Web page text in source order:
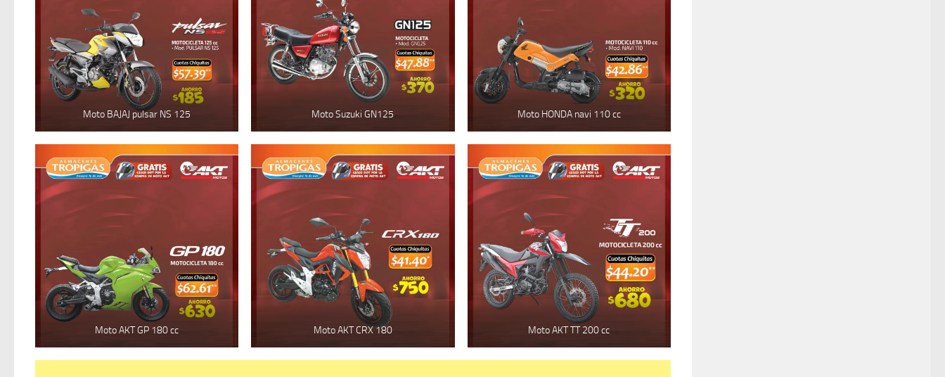
Moto BAJAJ pulsar NS 125 Moto Suzuki GN125 Moto HONDA navi 110 cc
Moto AKT GP 180 cc Moto AKT CRX 180 Moto AKT TT 200 cc